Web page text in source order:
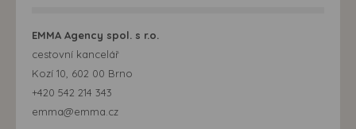
EMMA Agency spol. s r.o.
cestovní kancelář
Kozí 10, 602 00 Brno
+420 542 214 343
emma@emma.cz